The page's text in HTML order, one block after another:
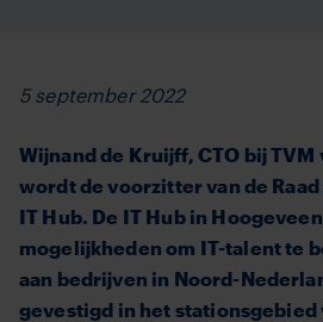
5 september 2022
Wijnand de Kruijff, CTO bij
wordt de voorzitter van de Raad
IT Hub. De IT Hub in
mogelijkheden om IT-talent te
aan bedrijven in Noord-
gevestigd in het stationsgebied